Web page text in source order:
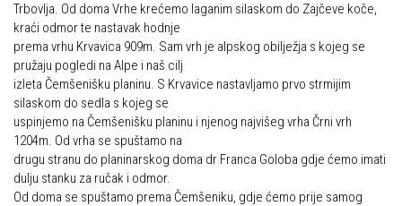
Pruži mi ruku – OSI
OSI Novosti
Izleti
Izvješća s izleta OSI
Visokogorci
Novosti SVP
Povijest SVP
Špiljama Lijepe Naše
Hrvatske planinarske kuće
50 vrhova za 50 godina društva
Od vrha do vrha
4 godišnja doba na Oštrcu
Beži Jankec
Pohodi
Trbovlja. Od doma Vrhe krećemo laganim silaskom do Zajčeve koče,
kraći odmor te nastavak hodnje
prema vrhu Krvavica 909m. Sam vrh je alpskog obilježja s kojeg se
pružaju pogledi na Alpe i naš cilj
izleta Čemšenišku planinu. S Krvavice nastavljamo prvo strmijim
silaskom do sedla s kojeg se
uspinjemo na Čemšenišku planinu i njenog najvišeg vrha Črni vrh
1204m. Od vrha se spuštamo na
drugu stranu do planinarskog doma dr Franca Goloba gdje ćemo imati
dulju stanku za ručak i odmor.
Od doma se spuštamo prema Čemšeniku, gdje ćemo prije samog